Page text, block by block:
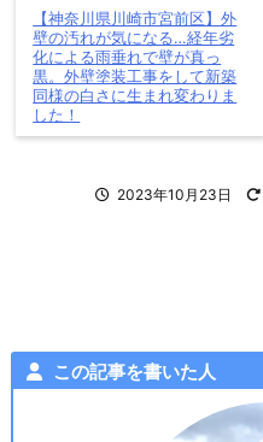
【神奈川県川崎市宮前区】外
壁の汚れが気になる…経年劣
化による雨垂れで壁が真っ
黒。外壁塗装工事をして新築
同様の白さに生まれ変わりま
した！
2023年10月23日
この記事を書いた人